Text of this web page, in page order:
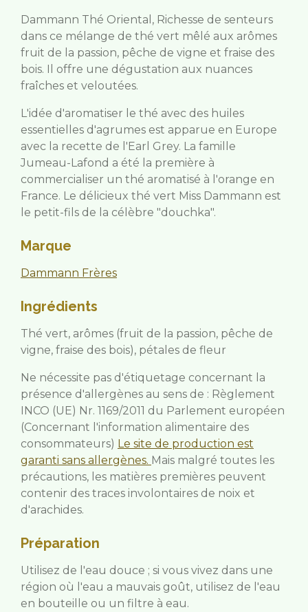
Dammann Thé Oriental, Richesse de senteurs
dans ce mélange de thé vert mêlé aux arômes
fruit de la passion, pêche de vigne et fraise des
bois. Il offre une dégustation aux nuances
fraîches et veloutées.
L'idée d'aromatiser le thé avec des huiles
essentielles d'agrumes est apparue en Europe
avec la recette de l'Earl Grey. La famille
Jumeau-Lafond a été la première à
commercialiser un thé aromatisé à l'orange en
France. Le délicieux thé vert Miss Dammann est
le petit-fils de la célèbre "douchka".
Marque
Dammann Frères
Ingrédients
Thé vert, arômes (fruit de la passion, pêche de
vigne, fraise des bois), pétales de fleur
Ne nécessite pas d'étiquetage concernant la
présence d'allergènes au sens de : Règlement
INCO (UE) Nr. 1169/2011 du Parlement européen
(Concernant l'information alimentaire des
consommateurs) Le site de production est
garanti sans allergènes. Mais malgré toutes les
précautions, les matières premières peuvent
contenir des traces involontaires de noix et
d'arachides.
Préparation
Utilisez de l'eau douce ; si vous vivez dans une
région où l'eau a mauvais goût, utilisez de l'eau
en bouteille ou un filtre à eau.